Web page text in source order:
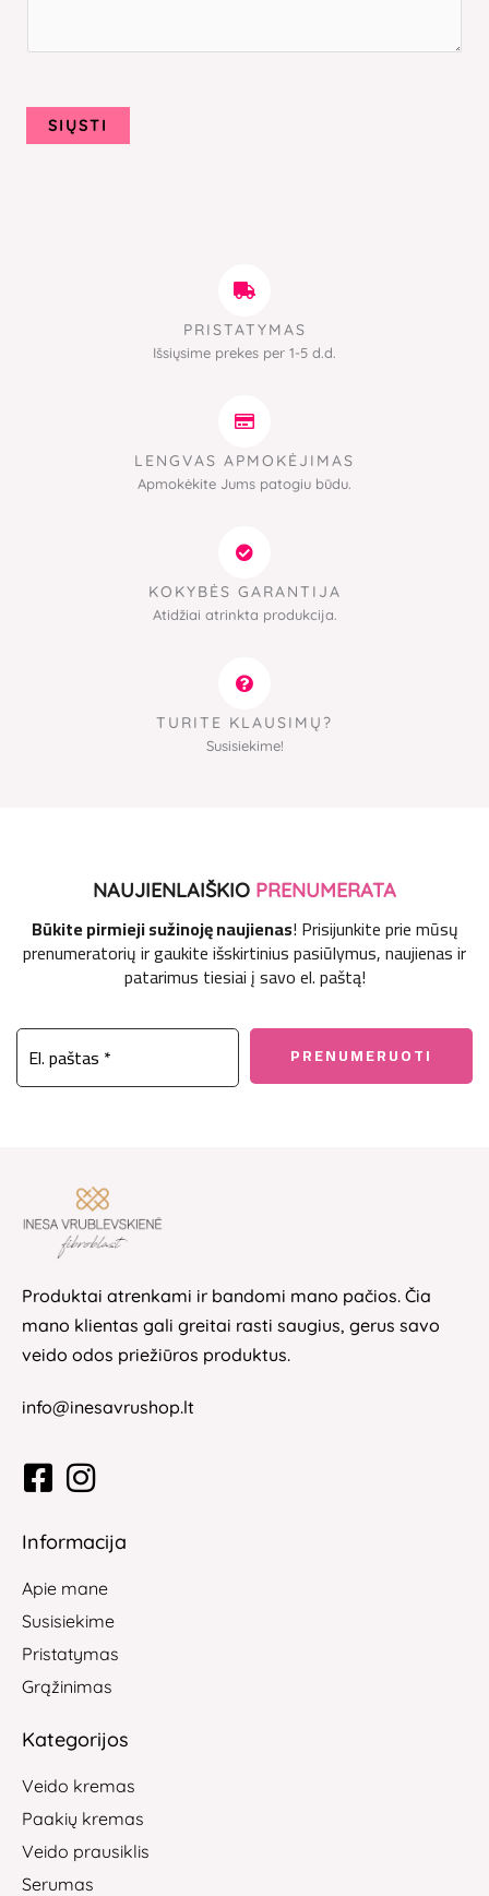
SIŲSTI
PRISTATYMAS
Išsiųsime prekes per 1-5 d.d.
LENGVAS APMOKĖJIMAS
Apmokėkite Jums patogiu būdu.
KOKYBĖS GARANTIJA
Atidžiai atrinkta produkcija.
TURITE KLAUSIMŲ?
Susisiekime!
NAUJIENLAIŠKIO PRENUMERATA
Būkite pirmieji sužinoję naujienas! Prisijunkite prie mūsų
prenumeratorių ir gaukite išskirtinius pasiūlymus, naujienas ir
patarimus tiesiai į savo el. paštą!
Produktai atrenkami ir bandomi mano pačios. Čia
mano klientas gali greitai rasti saugius, gerus savo
veido odos priežiūros produktus.
info@inesavrushop.lt
Informacija
Apie mane
Susisiekime
Pristatymas
Grąžinimas
Kategorijos
Veido kremas
Paakių kremas
Veido prausiklis
Serumas